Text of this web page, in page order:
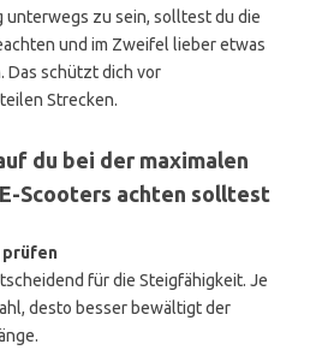
unterwegs zu sein, solltest du die
und im Zweifel lieber etwas
Das schützt dich vor
Strecken.
du bei der maximalen
Scooters achten solltest
für die Steigfähigkeit. Je
desto besser bewältigt der